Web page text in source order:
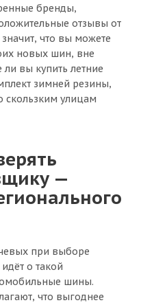
бренды,
отзывы от
что вы можете
новых шин, вне
ли вы купить летние
зимней резины,
скользким улицам
—
при выборе
о такой
шины.
что выгоднее